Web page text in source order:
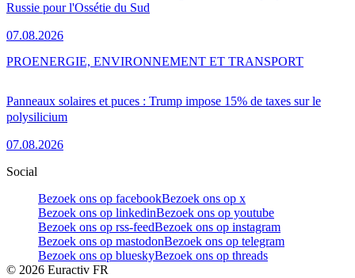
Russie pour l'Ossétie du Sud
07.08.2026
Panneaux solaires et puces : Trump impose 15% de taxes sur le
polysilicium
07.08.2026
PROENERGIE, ENVIRONNEMENT ET TRANSPORT
Social
Bezoek ons op facebookBezoek ons op x
Bezoek ons op linkedinBezoek ons op youtube
Bezoek ons op rss-feedBezoek ons op instagram
Bezoek ons op mastodonBezoek ons op telegram
Bezoek ons op blueskyBezoek ons op threads
© 2026 Euractiv FR